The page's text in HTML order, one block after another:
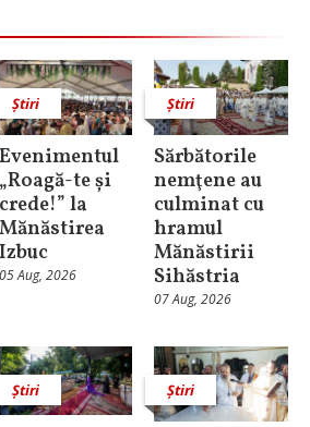
Știri
Evenimentul
„Roagă-te și
crede!” la
Mănăstirea
Izbuc
05 Aug, 2026
Știri
Sărbătorile
nemţene au
culminat cu
hramul
Mănăstirii
Sihăstria
07 Aug, 2026
Știri Știri